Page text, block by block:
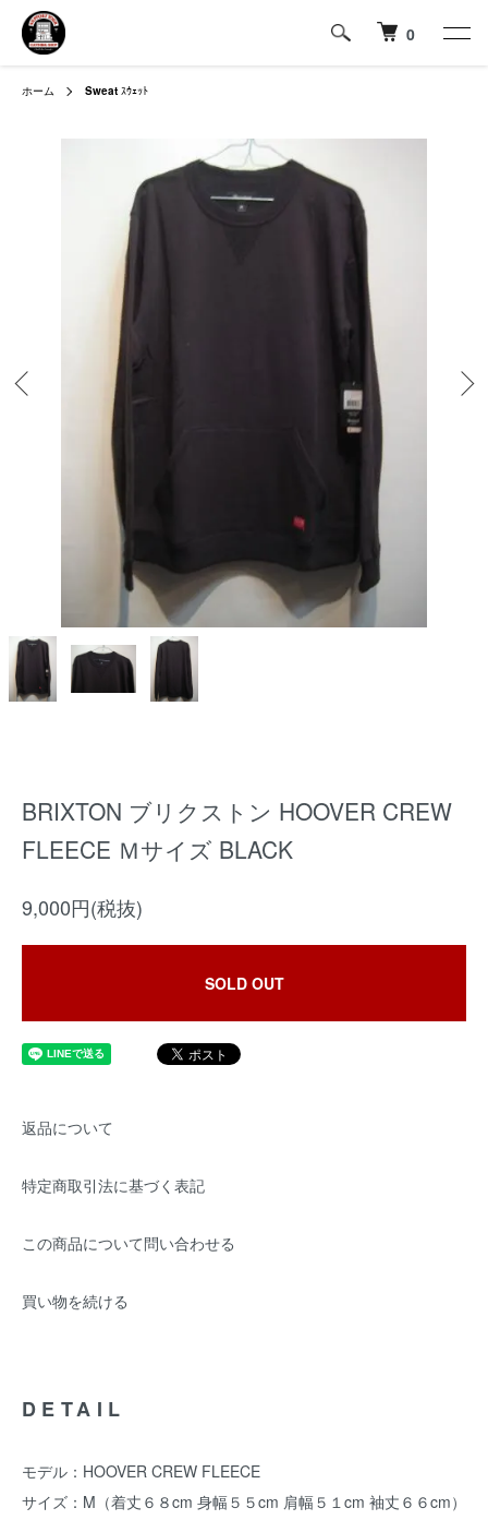
0
ホーム Sweat ｽｳｪｯﾄ
BRIXTON ブリクストン HOOVER CREW
FLEECE Ｍサイズ BLACK
9,000円(税抜)
SOLD OUT
返品について
特定商取引法に基づく表記
この商品について問い合わせる
買い物を続ける
DETAIL
モデル：HOOVER CREW FLEECE
サイズ：M（着丈６８cm 身幅５５cm 肩幅５１cm 袖丈６６cm）